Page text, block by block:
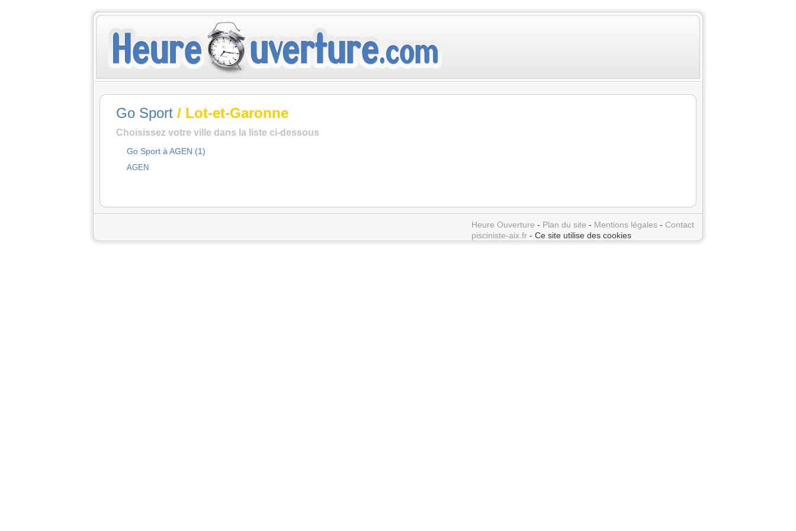
Go Sport / Lot-et-Garonne
Choisissez votre ville dans la liste ci-dessous
Go Sport à AGEN (1)
AGEN
Heure Ouverture - Plan du site - Mentions légales - Contact
pisciniste-aix.fr - Ce site utilise des cookies